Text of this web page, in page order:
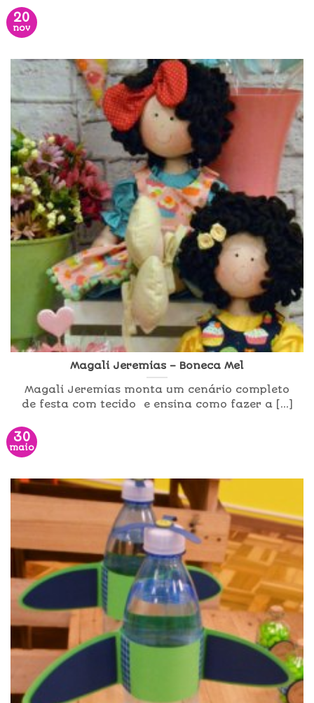
20
nov
Magali Jeremias – Boneca Mel
Magali Jeremias monta um cenário completo
de festa com tecido e ensina como fazer a [...]
30
maio